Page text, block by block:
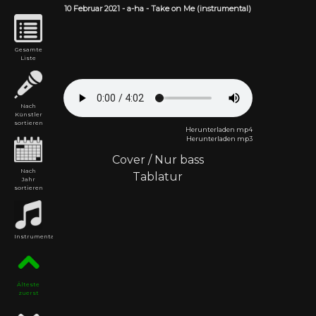
Gesamte
Liste
Nach
Künstler
sortieren
Nach
Jahr
sortieren
Instrumental
Älteste
zuerst
10 Februar2021 -a-ha - Take on Me (instrumental)
Herunterladen mp4
Herunterladen mp3
Cover/ Nur bass
Tablatur